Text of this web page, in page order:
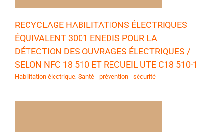
RECYCLAGE HABILITATIONS ÉLECTRIQUES
ÉQUIVALENT 3001 ENEDIS POUR LA
DÉTECTION DES OUVRAGES ÉLECTRIQUES /
SELON NFC 18 510 ET RECUEIL UTE C18 510-1
Habilitation électrique, Santé - prévention - sécurité